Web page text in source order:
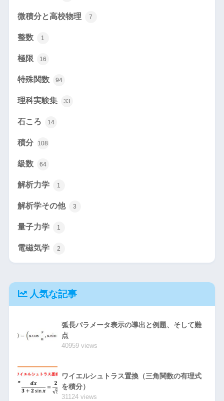
微積分と高校物理 7
整数 1
極限 16
特殊関数 94
理科実験集 33
石ころ 14
積分 108
級数 64
解析力学 1
解析学その他 3
量子力学 1
電磁気学 2
人気な記事
弧長パラメータ表示の導出と例題、そして難
点
40959 views
ワイエルシュトラス置換（三角関数の有理式
を積分）
31124 views